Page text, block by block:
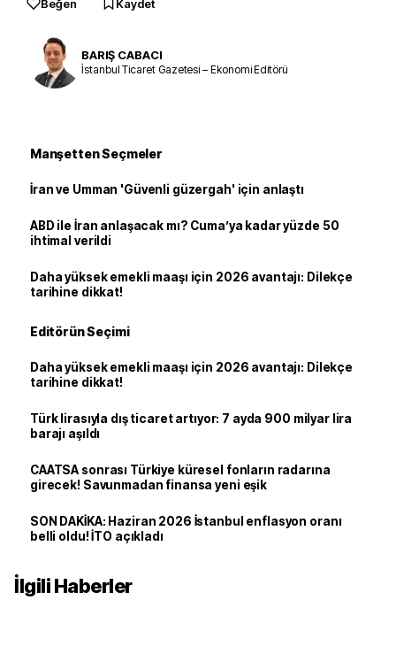
Beğen Kaydet
BARIŞ CABACI
İstanbul Ticaret Gazetesi – Ekonomi Editörü
Manşetten Seçmeler
İran ve Umman 'Güvenli güzergah' için anlaştı
ABD ile İran anlaşacak mı? Cuma’ya kadar yüzde 50
ihtimal verildi
Daha yüksek emekli maaşı için 2026 avantajı: Dilekçe
tarihine dikkat!
Editörün Seçimi
Daha yüksek emekli maaşı için 2026 avantajı: Dilekçe
tarihine dikkat!
Türk lirasıyla dış ticaret artıyor: 7 ayda 900 milyar lira
barajı aşıldı
CAATSA sonrası Türkiye küresel fonların radarına
girecek! Savunmadan finansa yeni eşik
SON DAKİKA: Haziran 2026 İstanbul enflasyon oranı
belli oldu! İTO açıkladı
İlgili Haberler